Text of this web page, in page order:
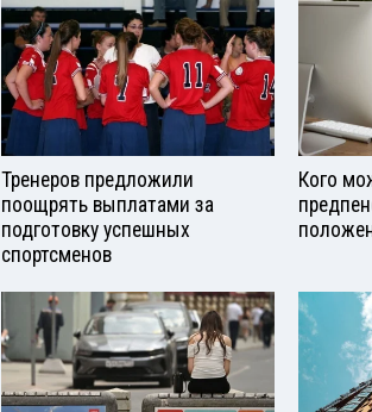
Тренеров предложили
поощрять выплатами за
подготовку успешных
спортсменов
Кого